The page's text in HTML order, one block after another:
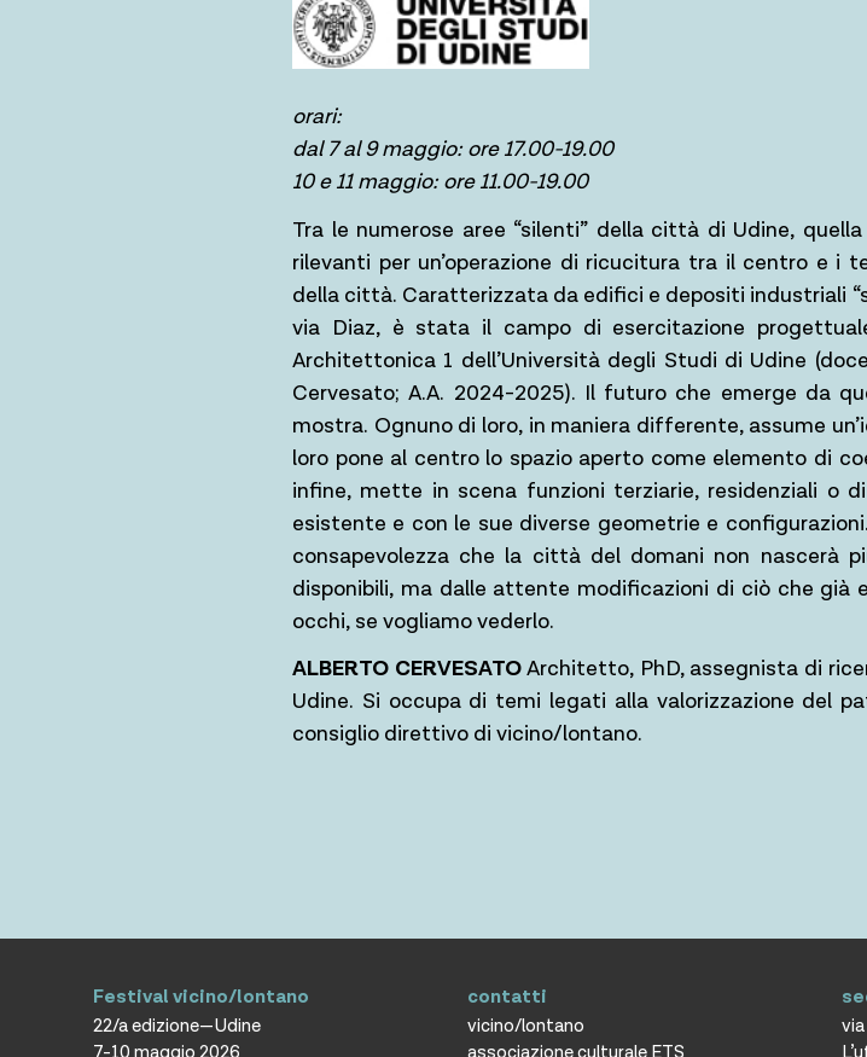
orari:
dal 7 al 9 maggio: ore 17.00-19.00
10 e 11 maggio: ore 11.00-19.00
Tra le numerose aree “silenti” della città di Udine,
rilevanti per un’operazione di ricucitura tra il centro e i
della città. Caratterizzata da edifici e depositi industriali
via Diaz, è stata il campo di esercitazione
Architettonica 1 dell’Università degli Studi di Udine
Cervesato; A.A. 2024-2025). Il futuro che emerge da
mostra. Ognuno di loro, in maniera differente, assume
loro pone al centro lo spazio aperto come elemento di
infine, mette in scena funzioni terziarie, residenziali o
esistente e con le sue diverse geometrie e
consapevolezza che la città del domani non nascerà
disponibili, ma dalle attente modificazioni di ciò che
occhi, se vogliamo vederlo.
ALBERTO CERVESATOArchitetto, PhD, assegnista di
Udine. Si occupa di temi legati alla valorizzazione del
consiglio direttivo di vicino/lontano.
Festival vicino/lontano
22/a edizione—Udine
contatti
vicino/lontano